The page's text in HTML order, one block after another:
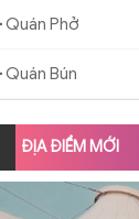
Quán Phở
Quán Bún
ĐỊA ĐIỂM MỚI